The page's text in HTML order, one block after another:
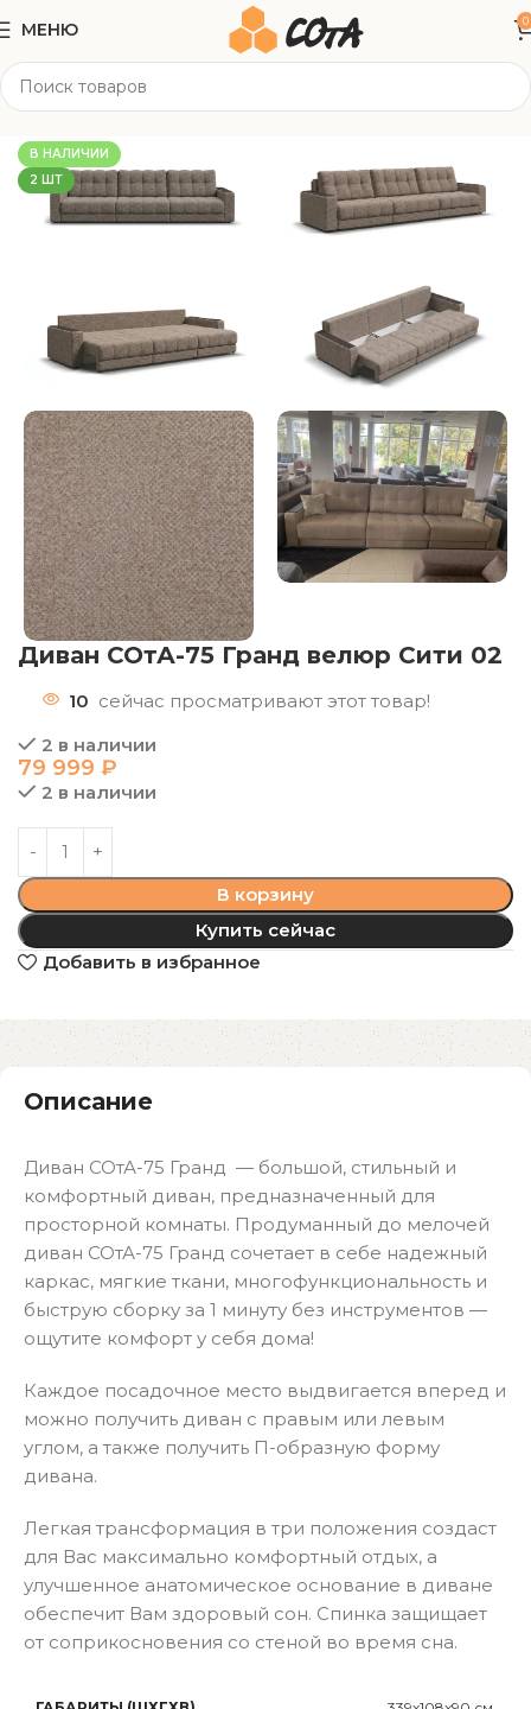
МЕНЮ 0
Мягкая мебель
В НАЛИЧИИ
2 ШТ
Диван СОтА-75 Гранд велюр Сити 02
10 сейчас просматривают этот товар!
2 в наличии
79 999 ₽
2 в наличии
В корзину
Купить сейчас
Добавить в избранное
Описание
Диван СОтА-75 Гранд — большой, стильный и
комфортный диван, предназначенный для
просторной комнаты. Продуманный до мелочей
диван СОтА-75 Гранд сочетает в себе надежный
каркас, мягкие ткани, многофункциональность и
быструю сборку за 1 минуту без инструментов —
ощутите комфорт у себя дома!
Каждое посадочное место выдвигается вперед и
можно получить диван с правым или левым
углом, а также получить П-образную форму
дивана.
Легкая трансформация в три положения создаст
для Вас максимально комфортный отдых, а
улучшенное анатомическое основание в диване
обеспечит Вам здоровый сон. Спинка защищает
от соприкосновения со стеной во время сна.